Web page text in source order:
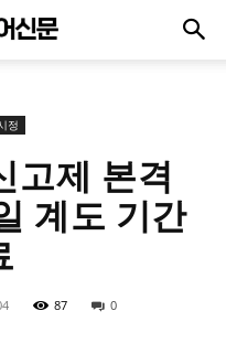
정
고제 본격
계도 기간
87 0